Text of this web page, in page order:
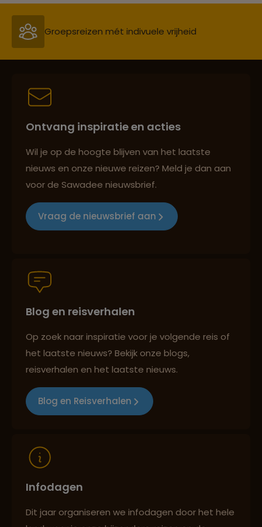
Groepsreizen mét indivuele vrijheid
Persoonlijk en deskundig reisadvies
Reizen met oog voor mens, cultuur en milieu
Persoonlijk en deskundig reisadvies
Best beoordeelde reisroutes
Ontvang inspiratie en acties
Wil je op de hoogte blijven van het laatste
nieuws en onze nieuwe reizen? Meld je dan aan
voor de Sawadee nieuwsbrief.
Vraag de nieuwsbrief aan
Blog en reisverhalen
Op zoek naar inspiratie voor je volgende reis of
het laatste nieuws? Bekijk onze blogs,
reisverhalen en het laatste nieuws.
Blog en Reisverhalen
Infodagen
Dit jaar organiseren we infodagen door het hele